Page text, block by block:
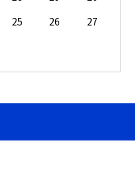
25 26
27